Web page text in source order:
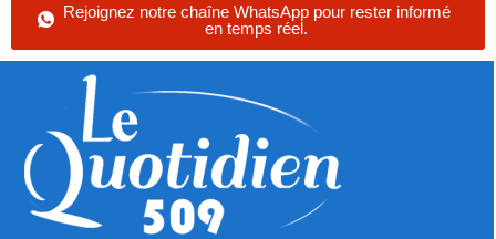
Rejoignez notre chaîne WhatsApp pour rester informé
en temps réel.